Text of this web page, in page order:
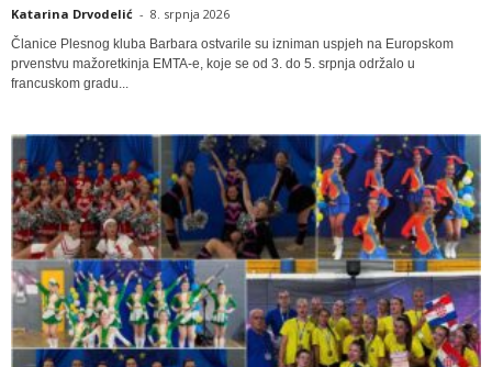
Katarina Drvodelić - 8. srpnja 2026
Članice Plesnog kluba Barbara ostvarile su izniman uspjeh na Europskom
prvenstvu mažoretkinja EMTA-e, koje se od 3. do 5. srpnja održalo u
francuskom gradu...